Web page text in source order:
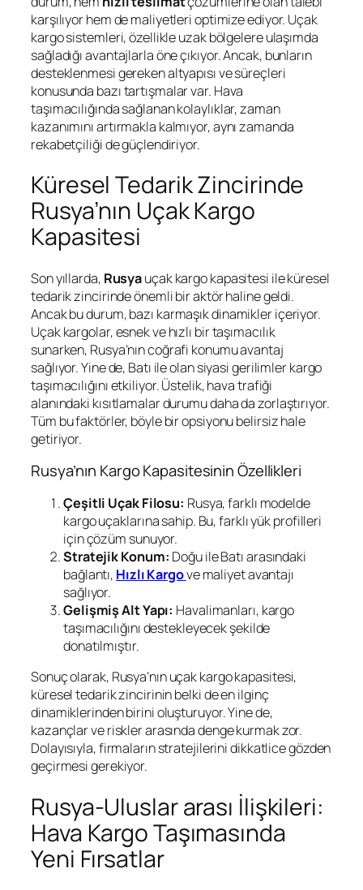
karşılıyor hem de maliyetleri optimize ediyor. Uçak
kargo sistemleri, özellikle uzak bölgelere ulaşımda
sağladığı avantajlarla öne çıkıyor. Ancak, bunların
desteklenmesi gereken altyapısı ve süreçleri
konusunda bazı tartışmalar var. Hava
taşımacılığında sağlanan kolaylıklar, zaman
kazanımını artırmakla kalmıyor, aynı zamanda
rekabetçiliği de güçlendiriyor.
Küresel Tedarik Zincirinde
Rusya’nın Uçak Kargo
Kapasitesi
Son yıllarda, Rusyauçak kargo kapasitesi ile küresel
tedarik zincirinde önemli bir aktör haline geldi.
Ancak bu durum, bazı karmaşık dinamikler içeriyor.
Uçak kargolar, esnek ve hızlı bir taşımacılık
sunarken, Rusya’nın coğrafi konumu avantaj
sağlıyor. Yine de, Batı ile olan siyasi gerilimler kargo
taşımacılığını etkiliyor. Üstelik, hava trafiği
alanındaki kısıtlamalar durumu daha da zorlaştırıyor.
Tüm bu faktörler, böyle bir opsiyonu belirsiz hale
getiriyor.
Rusya’nın Kargo Kapasitesinin Özellikleri
Çeşitli Uçak Filosu: Rusya, farklı modelde
kargo uçaklarına sahip. Bu, farklı yük profilleri
için çözüm sunuyor.
Stratejik Konum: Doğu ile Batı arasındaki
bağlantı, Hızlı Kargove maliyet avantajı
sağlıyor.
Gelişmiş Alt Yapı: Havalimanları, kargo
taşımacılığını destekleyecek şekilde
donatılmıştır.
Sonuç olarak, Rusya’nın uçak kargo kapasitesi,
küresel tedarik zincirinin belki de en ilginç
dinamiklerinden birini oluşturuyor. Yine de,
kazançlar ve riskler arasında denge kurmak zor.
Dolayısıyla, firmaların stratejilerini dikkatlice gözden
geçirmesi gerekiyor.
Rusya-Uluslar arası İlişkileri:
Hava Kargo Taşımasında
Yeni Fırsatlar